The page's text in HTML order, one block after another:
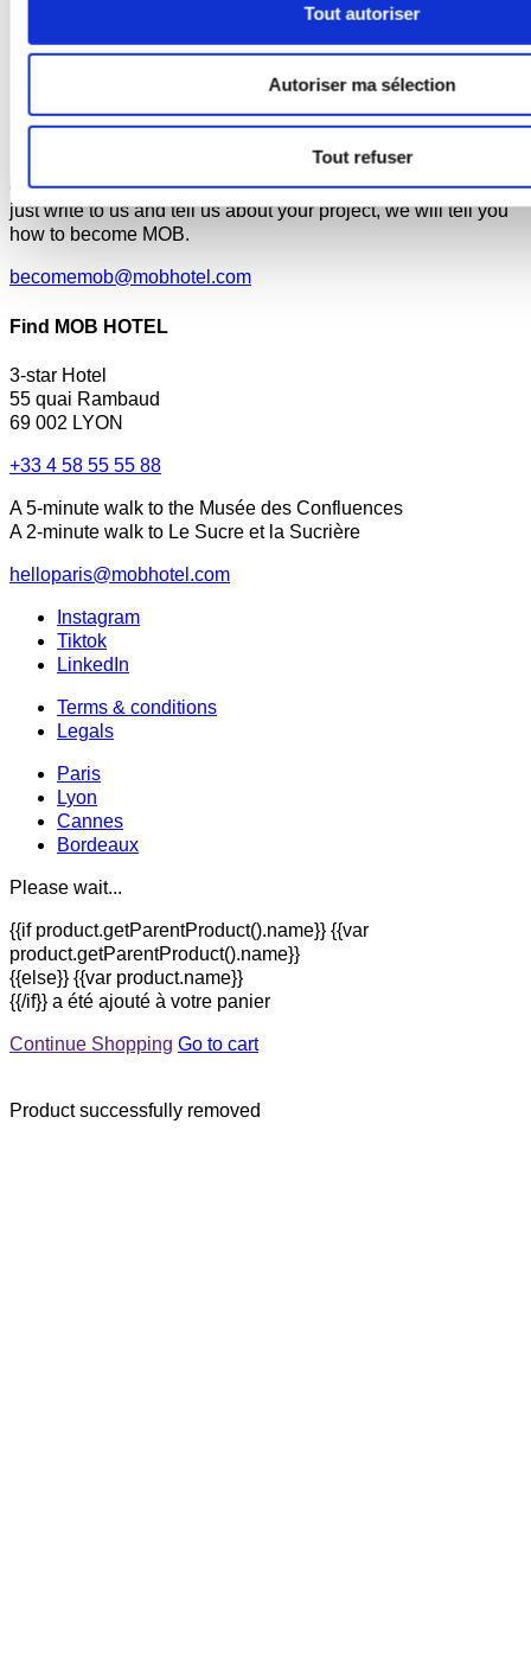
Tout autoriser
Autoriser ma sélection
Tout refuser
MOB HOTEL is growing into a cooperative movement
If you want to create your own MOB HOTEL and belong to
our movement,
just write to us and tell us about your project, we will tell you
how to become MOB.
becomemob@mobhotel.com
Find MOB HOTEL
3-star Hotel
55 quai Rambaud
69 002 LYON
+33 4 58 55 55 88
A 5-minute walk to the Musée des Confluences
A 2-minute walk to Le Sucre et la Sucrière
helloparis@mobhotel.com
Instagram
Tiktok
LinkedIn
Terms & conditions
Legals
Paris
Lyon
Cannes
Bordeaux
Please wait...
{{if product.getParentProduct().name}} {{var
product.getParentProduct().name}}
{{else}} {{var product.name}}
{{/if}} a été ajouté à votre panier
Continue Shopping Go to cart
Product successfully removed